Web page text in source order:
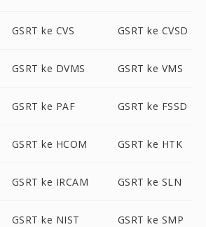
GSRT ke CVS GSRT ke CVSD
GSRT ke DVMS GSRT ke VMS
GSRT ke PAF GSRT ke FSSD
GSRT ke HCOM GSRT ke HTK
GSRT ke IRCAM GSRT ke SLN
GSRT ke NIST GSRT ke SMP